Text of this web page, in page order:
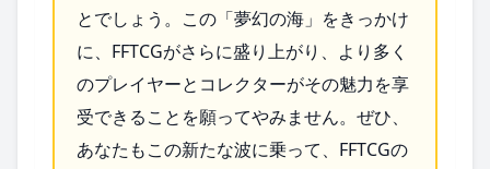
とでしょう。この「夢幻の海」をきっかけ
に、FFTCGがさらに盛り上がり、より多く
のプレイヤーとコレクターがその魅力を享
受できることを願ってやみません。ぜひ、
あなたもこの新たな波に乗って、FFTCGの